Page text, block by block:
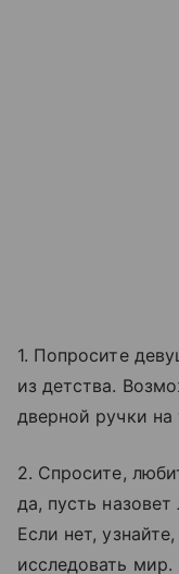
1. Попросите
из детства.
дверной ручки на
2. Спросите,
да, пусть
Если нет,
исследовать мир.